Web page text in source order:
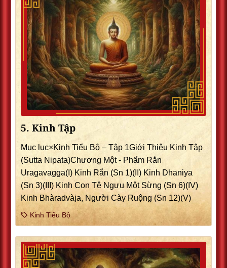
5. Kinh Tập
Mục lục×Kinh Tiểu Bộ – Tập 1Giới Thiệu Kinh Tập
(Sutta Nipata)Chương Một - Phẩm Rắn
Uragavagga(I) Kinh Rắn (Sn 1)(II) Kinh Dhaniya
(Sn 3)(III) Kinh Con Tê Ngưu Một Sừng (Sn 6)(IV)
Kinh Bhàradvàja, Người Cày Ruộng (Sn 12)(V)
Kinh Tiểu Bộ